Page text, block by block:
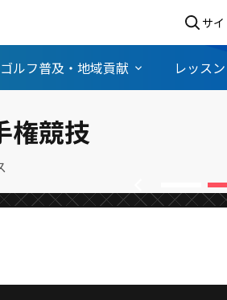
サ
ゴルフ普及・地域貢献 レッスン
権競技
アルーキー崔虎
本シニアオープ
chevron_left